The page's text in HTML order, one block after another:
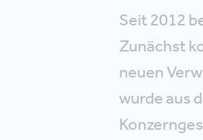
Seit 2012
Zunächst
neuen
wurde aus